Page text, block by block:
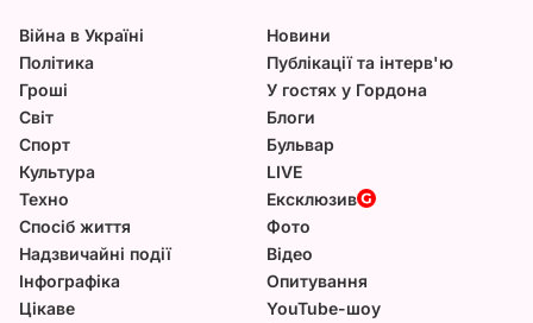
Війна в Україні
Політика
Гроші
Світ
Спорт
Культура
Техно
Спосіб життя
Надзвичайні події
Інфографіка
Цікаве
Новини
Публікації та інтерв'ю
У гостях у Гордона
Блоги
Бульвар
LIVE
Ексклюзив
Фото
Відео
Опитування
YouTube-шоу